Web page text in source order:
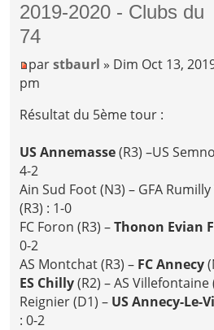
2019-2020 - Clubs du
74
parstbaurl » Dim Oct 13,
pm
Résultat du 5ème tour :
US Annemasse(R3) –US
4-2
Ain Sud Foot (N3) – GFA
(R3) : 1-0
FC Foron (R3) –Thonon Evian
0-2
AS Montchat (R3) – FC Annecy
ES Chilly(R2) – AS Villefontaine
Reignier (D1) – US Annecy-Le-
: 0-2